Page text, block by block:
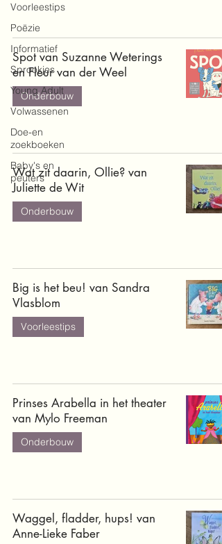
Voorleestips
Poëzie
Informatief
Sprookjes
Young Adult
Volwassenen
Doe-en
zoekboeken
Baby's en
peuters
Spot van Suzanne Weterings
en Fleur van der Weel
Onderbouw
Wat zit daarin, Ollie? van
Juliette de Wit
Onderbouw
Big is het beu! van Sandra
Vlasblom
Voorleestips
Prinses Arabella in het theater
van Mylo Freeman
Onderbouw
Waggel, fladder, hups! van
Anne-Lieke Faber